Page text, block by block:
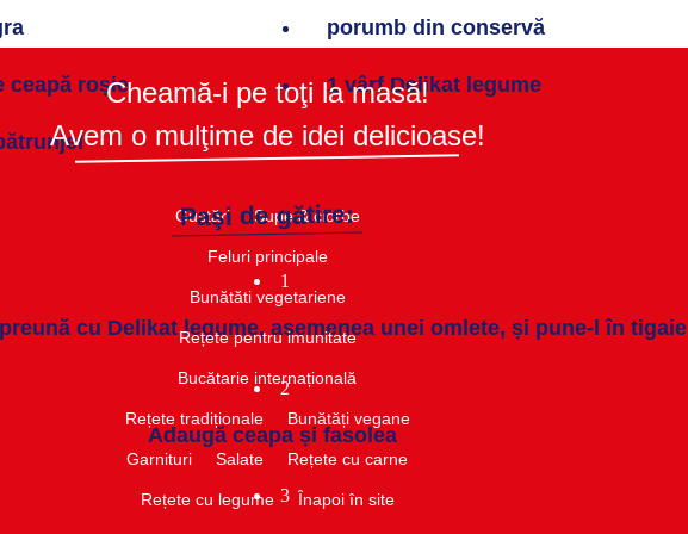
porumb din conservă
ceapă roșie 1 vârf Delikat legume
Paşi de gătire:
1
cu Delikat legume, asemenea unei omlete, și pune-l în tigaie
2
Adaugă ceapa și fasolea
3
Cheamă-i pe toţi la masă!
Avem o mulţime de idei delicioase!
Gustări​ Supe & ciorbe​
Feluri principale
Bunătăti vegetariene
Rețete pentru imunitate​
Bucătarie internațională​
Rețete tradiționale Bunătăți vegane
Garnituri​ Salate​ Rețete cu carne​
Rețete cu legume Înapoi în site